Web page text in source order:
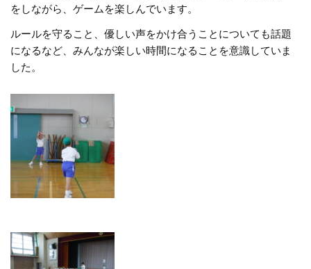
をしながら、ゲームを楽しんでいます。
ルールを守ること、優しい声をかけ合うことについても話題
になるなど、みんなが楽しい時間になることを意識していま
した。